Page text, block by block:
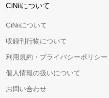
CiNiiについて
CiNiiについて
収録刊行物について
利用規約・プライバシーポリシー
個人情報の扱いについて
お問い合わせ